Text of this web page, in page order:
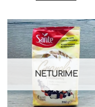
NETURIME